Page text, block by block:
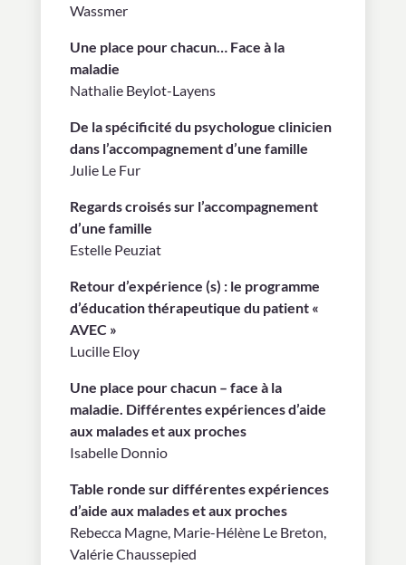
Wassmer
Une place pour chacun… Face à la
maladie
Nathalie Beylot-Layens
De la spécificité du psychologue clinicien
dans l’accompagnement d’une famille
Julie Le Fur
Regards croisés sur l’accompagnement
d’une famille
Estelle Peuziat
Retour d’expérience (s) : le programme
d’éducation thérapeutique du patient «
AVEC »
Lucille Eloy
Une place pour chacun – face à la
maladie. Différentes expériences d’aide
aux malades et aux proches
Isabelle Donnio
Table ronde sur différentes expériences
d’aide aux malades et aux proches
Rebecca Magne, Marie-Hélène Le Breton,
Valérie Chaussepied